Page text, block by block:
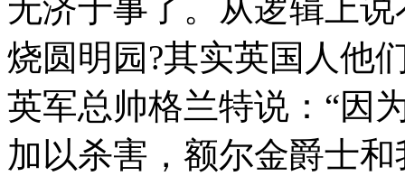
无济于事了。从逻辑上
烧圆明园?其实英国人他
英军总帅格兰特说：“因
加以杀害，额尔金爵士